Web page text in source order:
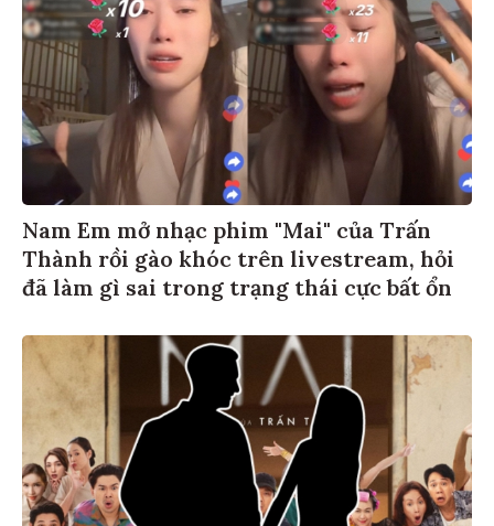
Nam Em mở nhạc phim "Mai" của Trấn
Thành rồi gào khóc trên livestream, hỏi
đã làm gì sai trong trạng thái cực bất ổn